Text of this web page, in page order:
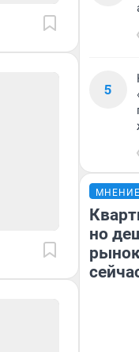
5
МНЕНИЕ
но